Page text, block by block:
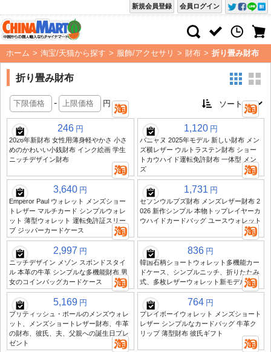
会員ログイン
新規会員登録
ホーム > 淘宝/天猫から探す > 服飾/アクセサリ > 財布 > 折り畳み財布
折り畳み財布
- 円
246 円
2026年新財布 女性用薄身軽やかさ 小さ
めのかわいい小銭財布 インク絵画 学生
ニッチデザイン財布
1,120 円
バニャヌ 2025年モデル 新しい財布 メン
ズ横レザー ウルトラステン財布 ショー
トカウハイド運転免許財布 一体型 メン
ズ
3,640 円
Emperor Paul ウォレット メンズショー
トレザー マルチカード シンプルウォレ
ット 薄型ウォレット 運転免許証スリー
ブ ジッパーカードケース
1,731 円
セブンウルブズ財布 メンズレザー財布 2
026 新作シンプル 本物トップレイヤーカ
ウハイドカードバッグ ユースウォレット
2,997 円
ニッチデザイン メゾン スボンドスタイ
ル 本革の牛革 シンプルな多機能財布 男
女のコインバッグカードケース
836 円
韓国石柄ショートウォレット多機能カー
ドケース、シンプルニッチ、折りたたみ
式、多枚レザーウォレット新モデル
5,169 円
ブリティッシュ・ポールのメンズウォレ
ット、メンズショートレザー財布、牛革
の財布、彼氏、夫、父親への誕生日プレ
ゼント
764 円
プレイボーイウォレット メンズショート
レザー シンプルなカードバッグ 牛革ク
リップ 薄型財布 彼氏ギフト